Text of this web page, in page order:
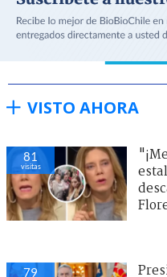
VISTO AHORA
81
visitas
79